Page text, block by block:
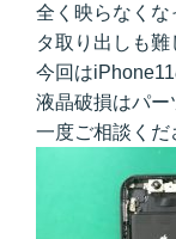
全く映らなくな
タ取り出しも難
今回は
液晶破損はパー
一度ご相談くだ